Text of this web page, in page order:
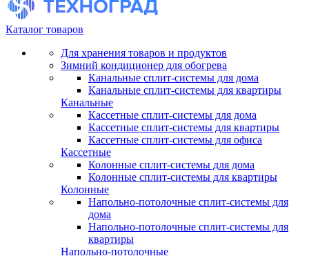
Каталог товаров
Для хранения товаров и продуктов
Зимний кондиционер для обогрева
Канальные сплит-системы для дома
Канальные сплит-системы для квартиры
Канальные
Кассетные сплит-системы для дома
Кассетные сплит-системы для квартиры
Кассетные сплит-системы для офиса
Кассетные
Колонные сплит-системы для дома
Колонные сплит-системы для квартиры
Колонные
Напольно-потолочные сплит-системы для
дома
Напольно-потолочные сплит-системы для
квартиры
Напольно-потолочные